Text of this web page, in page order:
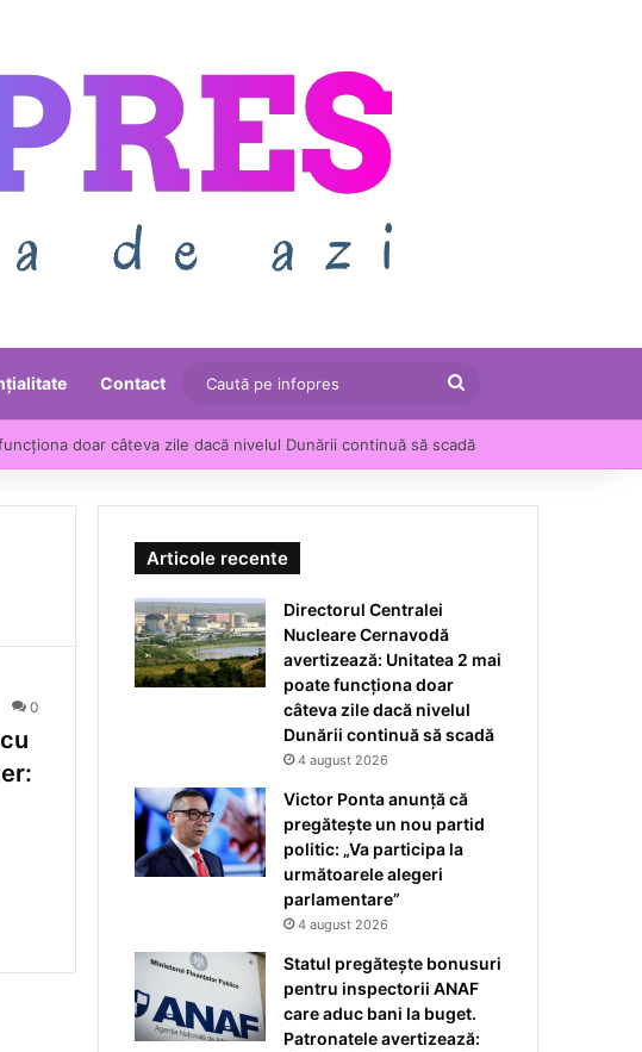
Contact
Caută
pe
infopres
doar câteva zile dacă nivelul Dunării continuă să scadă
0
Articole recente
Directorul Centralei
Nucleare Cernavodă
avertizează: Unitatea 2 mai
poate funcționa doar
câteva zile dacă nivelul
Dunării continuă să scadă
4 august 2026
Victor Ponta anunță că
pregătește un nou partid
politic: „Va participa la
următoarele alegeri
parlamentare”
4 august 2026
Statul pregătește bonusuri
pentru inspectorii ANAF
care aduc bani la buget.
Patronatele avertizează: